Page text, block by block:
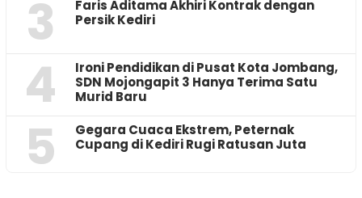
3
Faris Aditama Akhiri Kontrak dengan
Persik Kediri
4
Ironi Pendidikan di Pusat Kota Jombang,
SDN Mojongapit 3 Hanya Terima Satu
Murid Baru
5
‎Gegara Cuaca Ekstrem, Peternak
Cupang di Kediri Rugi Ratusan Juta